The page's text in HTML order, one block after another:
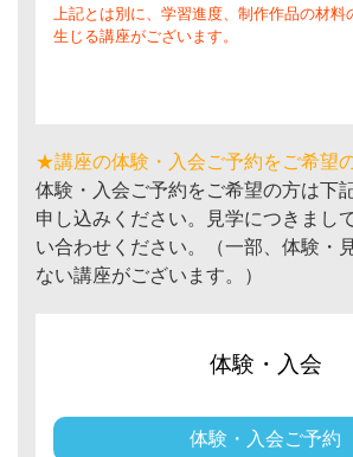
上記とは別に、学習進度、制作作品の材料
生じる講座がございます。
★講座の体験・入会ご予約をご希望
体験・入会ご予約をご希望の方は下
申し込みください。見学につきまし
い合わせください。（一部、体験・
ない講座がございます。）
体験・入会
体験・入会ご予約